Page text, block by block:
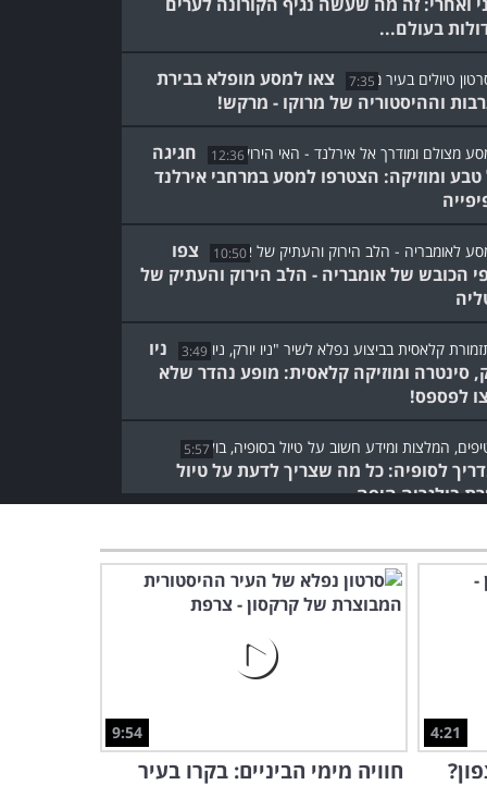
בעולם...
7:35
צאו למסע מופלא בבירת
וההיסטוריה של מרוקו - מרקש!
12:36
חגיגה
ומוזיקה: הצטרפו למסע במרחבי אירלנד
10:50
צפו
הכובש של אומבריה - הלב הירוק והעתיק של
3:49
ניו
סינטרה ומוזיקה קלאסית: מופע נהדר שלא
לפספס!
5:57
לסופיה: כל מה שצריך לדעת על טיול
בולגריה היפה
7:36
סרטון הטיולים המרהיב הזה עושה כבוד ל-10 יעדים
בארץ
הפנים האמיתיות של איראן:
צעיר אמיץ מספר על זוועות
מסע לאורך הדרך הצבאית
בגאורגיה - טיול לאורך מסלול
4:21
9:54
חוויה מימי הביניים: בקרו בעיר